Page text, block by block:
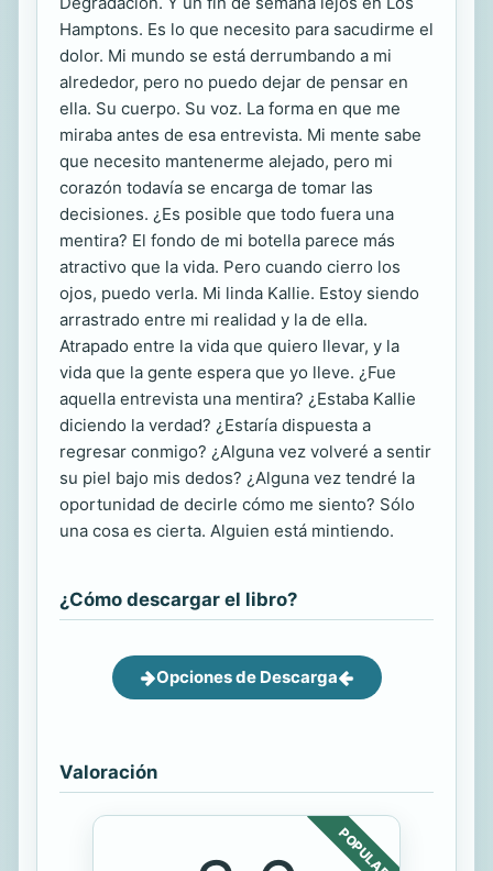
Hamptons. Es lo que necesito para sacudirme el
dolor. Mi mundo se está derrumbando a mi
alrededor, pero no puedo dejar de pensar en
ella. Su cuerpo. Su voz. La forma en que me
miraba antes de esa entrevista. Mi mente sabe
que necesito mantenerme alejado, pero mi
corazón todavía se encarga de tomar las
decisiones. ¿Es posible que todo fuera una
mentira? El fondo de mi botella parece más
atractivo que la vida. Pero cuando cierro los
ojos, puedo verla. Mi linda Kallie. Estoy siendo
arrastrado entre mi realidad y la de ella.
Atrapado entre la vida que quiero llevar, y la
vida que la gente espera que yo lleve. ¿Fue
aquella entrevista una mentira? ¿Estaba Kallie
diciendo la verdad? ¿Estaría dispuesta a
regresar conmigo? ¿Alguna vez volveré a sentir
su piel bajo mis dedos? ¿Alguna vez tendré la
oportunidad de decirle cómo me siento? Sólo
una cosa es cierta. Alguien está mintiendo.
¿Cómo descargar el libro?
Opciones de Descarga
Valoración
POPULAR